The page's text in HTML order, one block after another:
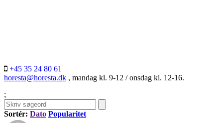
+45 35 24 80 61
horesta@horesta.dk , mandag kl. 9-12 / onsdag kl. 12-16.
;
Sortér: Dato Popularitet